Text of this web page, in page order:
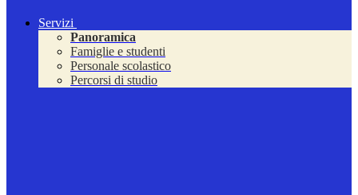
Servizi
Panoramica
Famiglie e studenti
Personale scolastico
Percorsi di studio